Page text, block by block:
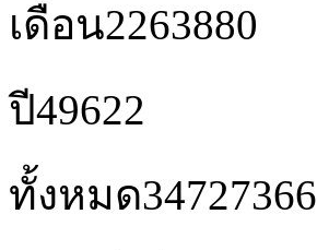
เดือน2263880
ปี49622
ทั้งหมด34727366